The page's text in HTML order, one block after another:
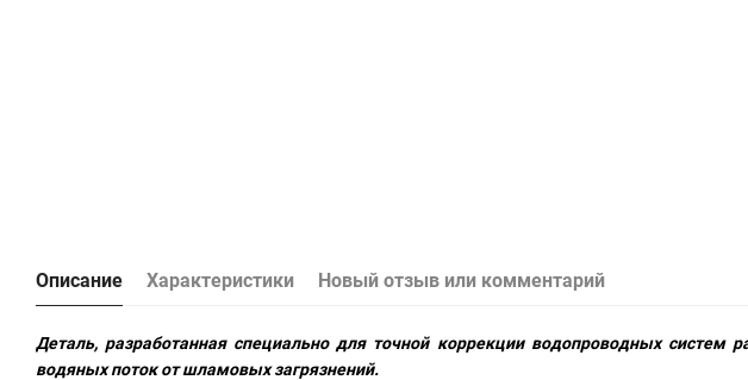
Описание Характеристики Новый отзыв или комментарий
Деталь, разработанная специально для точной коррекции водопроводных
водяных поток от шламовых загрязнений.